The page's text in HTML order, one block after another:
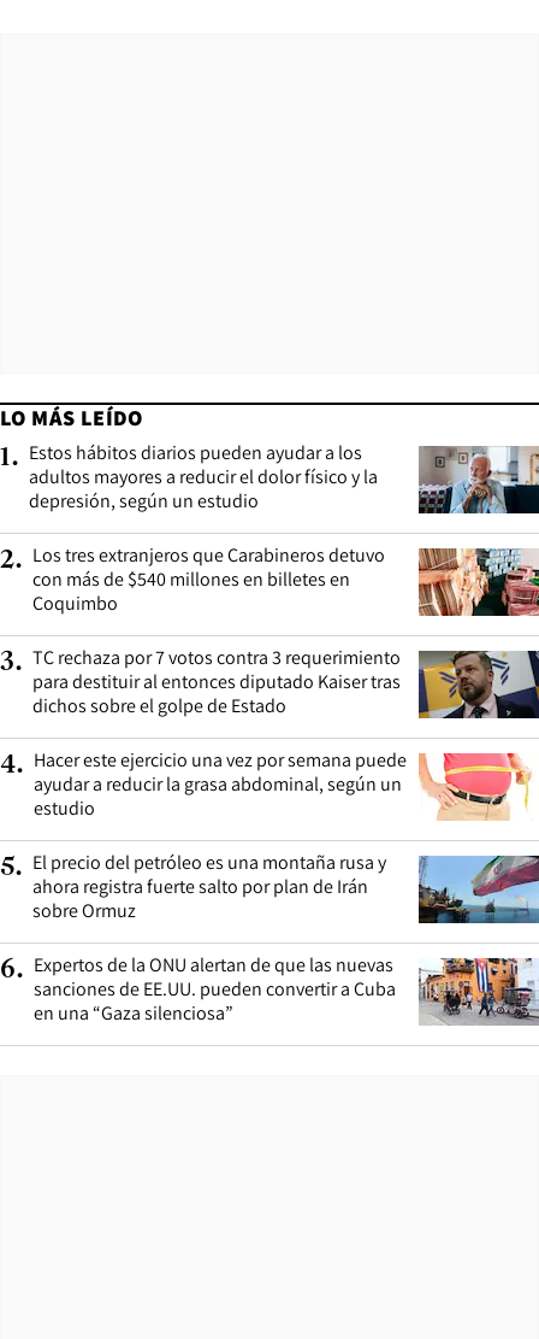
LO MÁS LEÍDO
1. Estos hábitos diarios pueden ayudar a los
adultos mayores a reducir el dolor físico y la
depresión, según un estudio
2. Los tres extranjeros que Carabineros detuvo
con más de $540 millones en billetes en
Coquimbo
3. TC rechaza por 7 votos contra 3 requerimiento
para destituir al entonces diputado Kaiser tras
dichos sobre el golpe de Estado
4. Hacer este ejercicio una vez por semana puede
ayudar a reducir la grasa abdominal, según un
estudio
5. El precio del petróleo es una montaña rusa y
ahora registra fuerte salto por plan de Irán
sobre Ormuz
6. Expertos de la ONU alertan de que las nuevas
sanciones de EE.UU. pueden convertir a Cuba
en una “Gaza silenciosa”